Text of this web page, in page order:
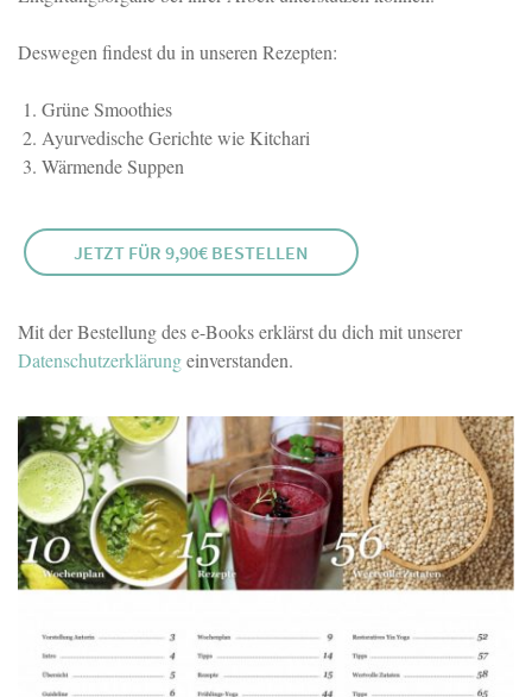
Deswegen findest du in unseren Rezepten:
Grüne Smoothies
Ayurvedische Gerichte wie Kitchari
Wärmende Suppen
JETZT FÜR 9,90€ BESTELLEN
Mit der Bestellung des e-Books erklärst du dich mit unserer
Datenschutzerklärungeinverstanden.